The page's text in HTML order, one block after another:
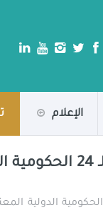
الإعلام
وزيرة التخطيط والتنمية الاقتصادية والتعاون الدولي تُلقي كلمة مصر
/ وزيرة التخطيط والتنمية الاقتصادية والتعاون الدولي تُلقي كلمة مصر بالاجتماع